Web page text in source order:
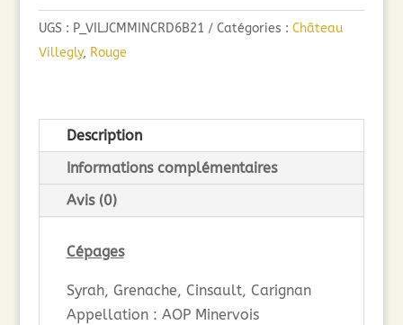
UGS : P_VILJCMMINCRD6B21 Catégories : Château
Villegly, Rouge
Description
Informations complémentaires
Avis (0)
Cépages
Syrah, Grenache, Cinsault, Carignan
Appellation : AOP Minervois